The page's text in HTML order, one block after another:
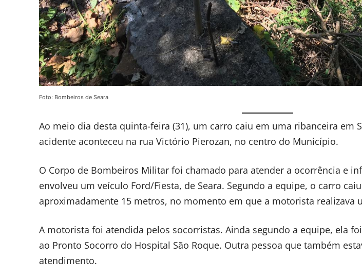
Foto: Bombeiros de Seara
Ao meio dia desta quinta-feira (31), um carro caiu em uma ribanceira em
acidente aconteceu na rua Victório Pierozan, no centro do Município.
O Corpo de Bombeiros Militar foi chamado para atender a ocorrência e
envolveu um veículo Ford/Fiesta, de Seara. Segundo a equipe, o carro
aproximadamente 15 metros, no momento em que a motorista realizava
A motorista foi atendida pelos socorristas. Ainda segundo a equipe, ela
ao Pronto Socorro do Hospital São Roque. Outra pessoa que também
atendimento.